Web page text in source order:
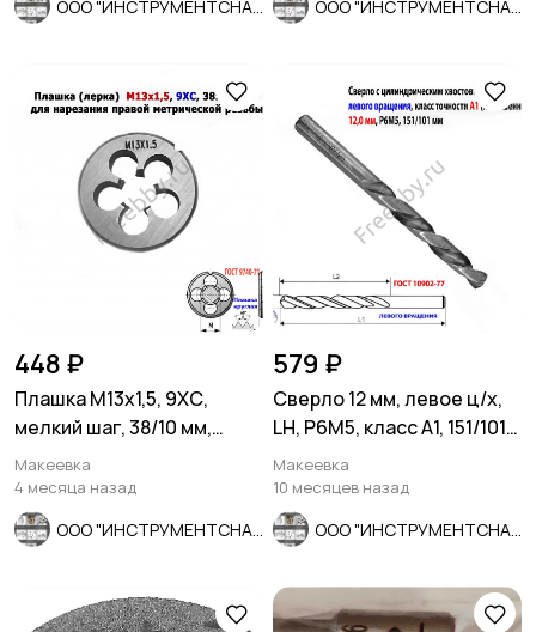
448 ₽
Плашка М13х1,5, 9ХС,
мелкий шаг, 38/10 мм,
ГОСТ 7740-71.
Макеевка
4 месяца назад
579 ₽
Сверло 12 мм, левое ц/х,
LH, Р6М5, класс А1, 151/101
мм, шлифован.
Макеевка
10 месяцев назад